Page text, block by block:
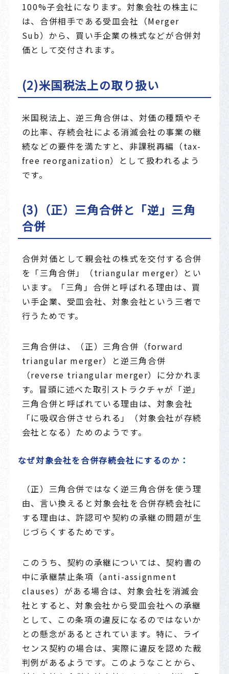
100%子会社になります。対象会社の株主に
は、合併相手である受皿会社（Merger
Sub）から、買い手企業の株式などが合併対
価として交付されます。
(2)米国税法上の取り扱い
米国税法上、逆三角合併は、対価の種類やそ
の比率、存続会社による消滅会社の事業の継
続などの要件を満たすと、非課税再編（tax-
free reorganization）として扱われるよう
です。
(3)（正）三角合併と「逆」三角
合併
合併対価として親会社の株式を交付する合併
を「三角合併」（triangular merger）とい
います。「三角」合併と呼ばれる理由は、買
い手企業、受皿会社、対象会社という三者で
行うためです。
三角合併は、（正）三角合併（forward
triangular merger）と逆三角合併
（reverse triangular merger）に分かれま
す。冒頭に述べた取引ストラクチャが「逆」
三角合併と呼ばれている理由は、対象会社
「に吸収合併させられる」（対象会社が存続
会社となる）ためのようです。
なぜ対象会社を合併存続会社にするのか：
（正）三角合併ではなく逆三角合併を使う理
由、言い換えると対象会社を合併存続会社に
する理由は、許認可や契約の承継の問題が生
じづらくするためです。
このうち、契約の承継については、契約書の
中に承継禁止条項（anti-assignment
clauses）がある場合は、対象会社を消滅会
社とすると、対象会社から受皿会社への承継
として、この条項の違反になるのではないか
との懸念があるとされています。特に、ライ
センス契約の場合は、実際に違反を認めた裁
判例があるようです。このようなことから、